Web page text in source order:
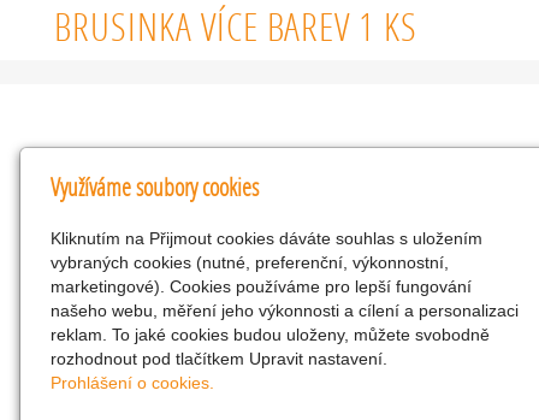
BRUSINKA VÍCE BAREV 1 KS
Kontakty
KNK obchodní společnost s r.o.
Komenského 127, Žacléř, 542 01 Číslo účtu:
286293602/0300
25298518
CZ25298518
info@drogerienacestach.cz
Využíváme soubory cookies
Kliknutím na Přijmout cookies dáváte souhlas s uložením
vybraných cookies (nutné, preferenční, výkonnostní,
marketingové). Cookies používáme pro lepší fungování
našeho webu, měření jeho výkonnosti a cílení a personalizaci
reklam. To jaké cookies budou uloženy, můžete svobodně
rozhodnout pod tlačítkem Upravit nastavení.
Prohlášení o cookies.